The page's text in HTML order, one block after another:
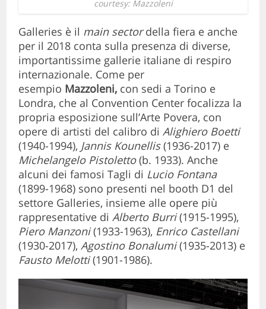
courtesy: Mazzoleni
Galleries è il main sectordella fiera e anche
per il 2018 conta sulla presenza di diverse,
importantissime gallerie italiane di respiro
internazionale. Come per
esempio Mazzoleni, con sedi a Torino e
Londra, che al Convention Center focalizza la
propria esposizione sull’Arte Povera, con
opere di artisti del calibro diAlighiero Boetti
(1940-1994), Jannis Kounellis(1936-2017) e
Michelangelo Pistoletto(b. 1933). Anche
alcuni dei famosi Tagli di Lucio Fontana
(1899-1968) sono presenti nel booth D1 del
settore Galleries, insieme alle opere più
rappresentative diAlberto Burri(1915-1995),
Piero Manzoni(1933-1963), Enrico Castellani
(1930-2017),Agostino Bonalumi(1935-2013) e
Fausto Melotti(1901-1986).